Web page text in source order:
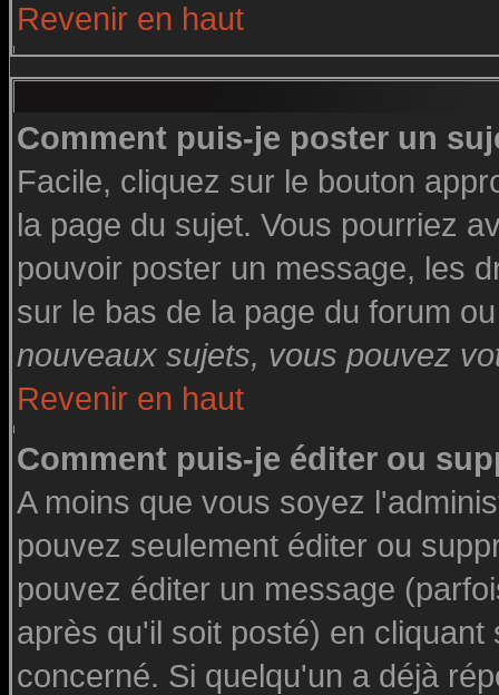
Revenir en haut
Comment puis-je poster un
Facile, cliquez sur le bouton
la page du sujet. Vous pourriez
pouvoir poster un message, les
sur le bas de la page du forum
nouveaux sujets, vous pouvez
Revenir en haut
Comment puis-je éditer ou
A moins que vous soyez
pouvez seulement éditer ou
pouvez éditer un message
après qu'il soit posté) en
concerné. Si quelqu'un a déjà